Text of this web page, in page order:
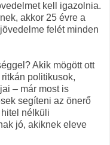
kell igazolnia.
akkor 25 évre a
felét minden
Akik mögött ott
politikusok,
– már most is
segíteni az önerő
nélküli
jó, akiknek eleve